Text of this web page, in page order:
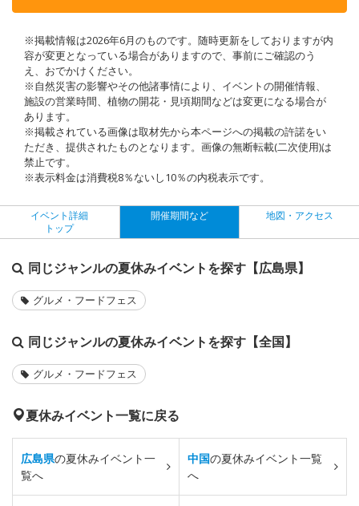
※掲載情報は2026年6月のものです。随時更新をしておりますが内
容が変更となっている場合がありますので、事前にご確認のう
え、おでかけください。
※自然災害の影響やその他諸事情により、イベントの開催情報、
施設の営業時間、植物の開花・見頃期間などは変更になる場合が
あります。
※掲載されている画像は取材先から本ページへの掲載の許諾をい
ただき、提供されたものとなります。画像の無断転載(二次使用)は
禁止です。
※表示料金は消費税8％ないし10％の内税表示です。
イベント詳細
トップ
開催期間など 地図・アクセス
同じジャンルの夏休みイベントを探す【広島県】
グルメ・フードフェス
同じジャンルの夏休みイベントを探す【全国】
グルメ・フードフェス
夏休みイベント一覧に戻る
広島県の夏休みイベント一
覧へ
中国の夏休みイベント一覧
へ